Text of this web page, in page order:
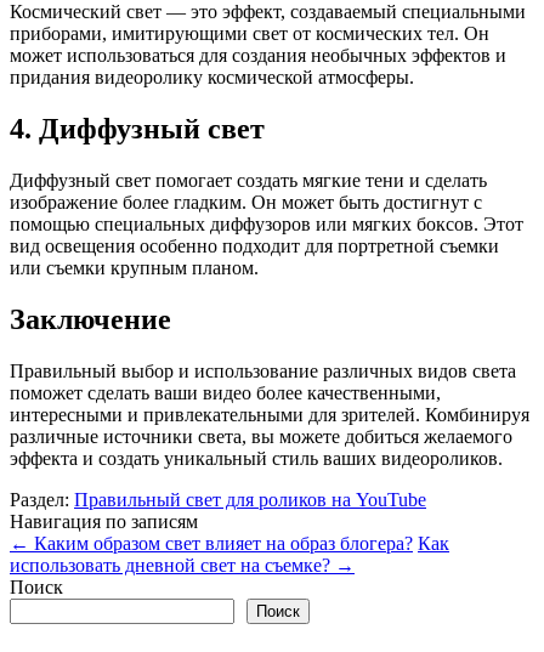
Космический свет — это эффект, создаваемый специальными
приборами, имитирующими свет от космических тел. Он
может использоваться для создания необычных эффектов и
придания видеоролику космической атмосферы.
4. Диффузный свет
Диффузный свет помогает создать мягкие тени и сделать
изображение более гладким. Он может быть достигнут с
помощью специальных диффузоров или мягких боксов. Этот
вид освещения особенно подходит для портретной съемки
или съемки крупным планом.
Заключение
Правильный выбор и использование различных видов света
поможет сделать ваши видео более качественными,
интересными и привлекательными для зрителей. Комбинируя
различные источники света, вы можете добиться желаемого
эффекта и создать уникальный стиль ваших видеороликов.
Раздел: Правильный свет для роликов на YouTube
Навигация по записям
← Каким образом свет влияет на образ блогера? Как
использовать дневной свет на съемке? →
Поиск
Поиск